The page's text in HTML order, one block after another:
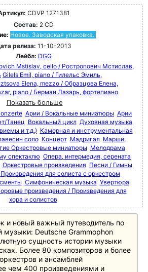
CDVP 1271381
Состав: 2 CD
Новое. Заводская упаковка.
релиза: 11-10-2013
Лейбл: DGG
Mstislav, cello / Ростропович Мстислав,
Gilels Emil, piano / Гилельс Эмиль,
Elena, mezzo / Образцова Елена,
piano / Берман Лазарь, фортепиано
Показать больше
Арии / Вокальные миниатюры Арии
Танец Вокальный цикл Духовная музыка
и т.д.) Камерная и инструментальная
соло Концерт Мадригал Марши,
Оркестровые миниатюры Мелодрама
спектаклю Опера, интермедия, серената
Оркестровые произведения Песни / Гимны
Произведения для солиста с оркестром
Симфоническая музыка Увертюра
произведения / Произведения для
хора и солистов
и новый важный путеводитель по
музыки: Deutsche Grammophon
сущность истории музыки
Более 80 композиторов и более
и ансамблей
чем 400 произведениями и